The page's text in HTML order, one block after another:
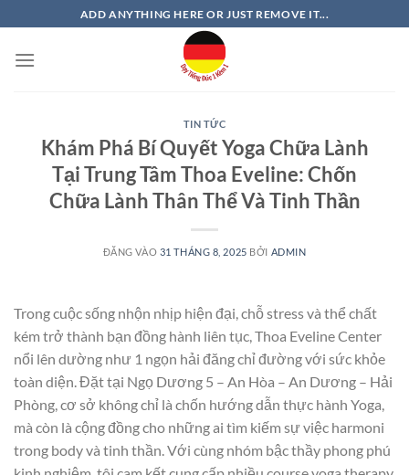
qua
nội
ADD ANYTHING HERE OR JUST REMOVE IT...
TIN TỨC
Khám Phá Bí Quyết Yoga Chữa Lành
Tại Trung Tâm Thoa Eveline: Chốn
Chữa Lành Thân Thể Và Tinh Thần
ĐĂNG VÀO 31 THÁNG 8, 2025 BỞI ADMIN
Trong cuộc sống nhộn nhịp hiện đại, chỗ stress và thể chất
kém trở thành bạn đồng hành liên tục, Thoa Eveline Center
nổi lên dường như 1 ngọn hải đăng chỉ đường với sức khỏe
toàn diện. Đặt tại Ngọ Dương 5 – An Hòa – An Dương – Hải
Phòng, cơ sở không chỉ là chốn hướng dẫn thực hành Yoga,
mà còn là cộng đồng cho những ai tìm kiếm sự việc harmoni
trong body và tinh thần. Với cùng nhóm bậc thầy phong phú